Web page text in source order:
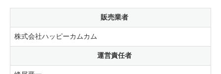
販売業者
株式会社ハッピーカムカム
運営責任者